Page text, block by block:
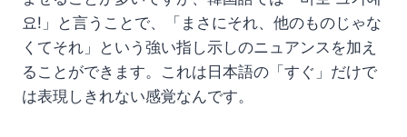
요!」と言うことで、「まさにそれ、他のものじゃな
くてそれ」という強い指し示しのニュアンスを加え
ることができます。これは日本語の「すぐ」だけで
は表現しきれない感覚なんです。